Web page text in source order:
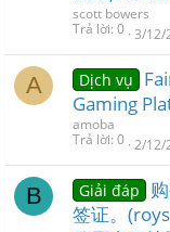
scott bowers
Trả lời 0 3/12/
A Dịch vụ
Gaming
amoba
Trả lời 0 2/12/
B Giải đáp
签证。